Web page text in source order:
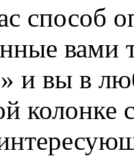
способ
вами
и вы в